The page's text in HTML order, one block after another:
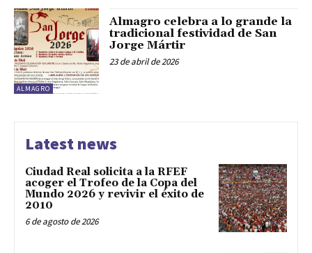
ALMAGRO
Almagro celebra a lo grande la
tradicional festividad de San
Jorge Mártir
23 de abril de 2026
Latest news
Ciudad Real solicita a la RFEF
acoger el Trofeo de la Copa del
Mundo 2026 y revivir el éxito de
2010
6 de agosto de 2026